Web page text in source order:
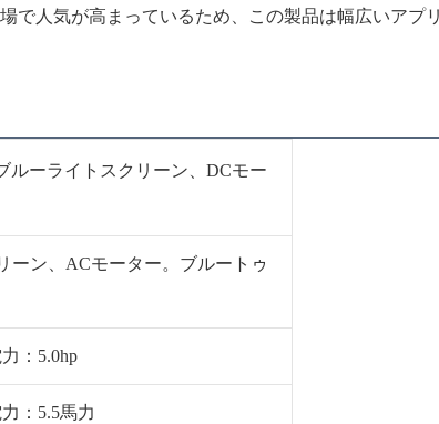
人気が高まっているため、この製品は幅広いアプ
ルーライトスクリーン、DCモー
ーン、ACモーター。ブルートゥ
：5.0hp
：5.5馬力